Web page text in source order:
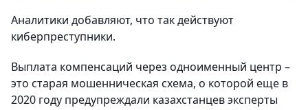
Аналитики добавляют, что так действуют
киберпреступники.
Выплата компенсаций через одноименный центр –
это старая мошенническая схема, о которой еще в
2020 году предупреждали казахстанцев эксперты